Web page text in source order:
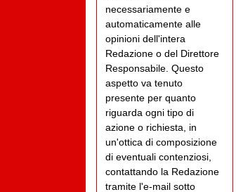
necessariamente e
automaticamente alle
opinioni dell'intera
Redazione o del Direttore
Responsabile. Questo
aspetto va tenuto
presente per quanto
riguarda ogni tipo di
azione o richiesta, in
un'ottica di composizione
di eventuali contenziosi,
contattando la Redazione
tramite l'e-mail sotto